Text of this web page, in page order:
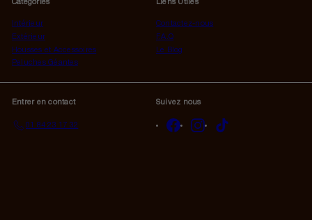
Catégories
Intérieur
Extérieur
Housses et Accessoires
Peluches Géantes
Liens Utiles
Contactez-nous
F.A.Q
Le Blog
Entrer en contact
01 84 23 17 32
Suivez nous
FacebookInstagram